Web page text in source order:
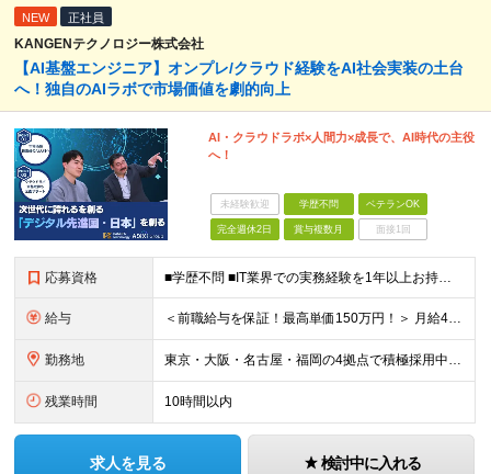
NEW 正社員
KANGENテクノロジー株式会社
【AI基盤エンジニア】オンプレ/クラウド経験をAI社会実装の土台
へ！独自のAIラボで市場価値を劇的向上
AI・クラウドラボ×人間力×成長で、AI時代の主役
へ！
未経験歓迎 学歴不問 ベテランOK
完全週休2日 賞与複数月 面接1回
応募資格 ■学歴不問 ■IT業界での実務経験を1年以上お持ちの方 ★経験した業務範囲／使用言語などの開発環境／前職での雇用形態は一切不問です！ 【設立4年目で440名に拡大中！】 年齢・経験も多様なメンバーが
給与 ＜前職給与を保証！最高単価150万円！＞ 月給40万円～120万円+賞与 ◎入社した全員が年収UPしています！平均161万円UP！ ※経験・能力などを考慮の上、決定します。 ※上記給与には、月30
勤務地 東京・大阪・名古屋・福岡の4拠点で積極採用中。 ※転居を伴う転勤はなし。U・Iターン大歓迎！ ※本社または各拠点近郊のプロジェクト先での勤務となります。 ※プロジェクトにより、フルリモート相談可 【
残業時間 10時間以内
求人を見る 検討中に入れる